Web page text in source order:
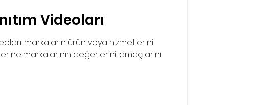
Videoları
markaların ürün veya hizmetlerini
markalarının değerlerini, amaçlarını